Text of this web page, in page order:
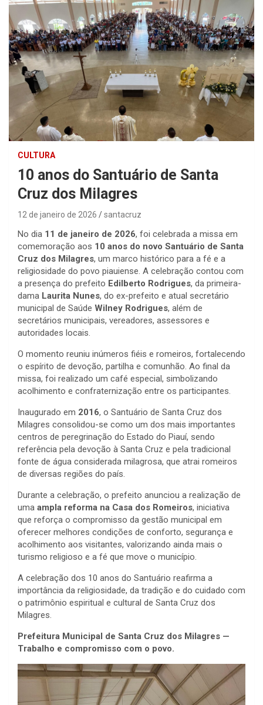
CULTURA
10 anos do Santuário de Santa
Cruz dos Milagres
12 de janeiro de 2026 santacruz
No dia 11 de janeiro de 2026, foi celebrada a missa em
comemoração aos 10 anos do novo Santuário de Santa
Cruz dos Milagres, um marco histórico para a fé e a
religiosidade do povo piauiense. A celebração contou com
a presença do prefeito Edilberto Rodrigues, da primeira-
dama Laurita Nunes, do ex-prefeito e atual secretário
municipal de Saúde Wilney Rodrigues, além de
secretários municipais, vereadores, assessores e
autoridades locais.
O momento reuniu inúmeros fiéis e romeiros, fortalecendo
o espírito de devoção, partilha e comunhão. Ao final da
missa, foi realizado um café especial, simbolizando
acolhimento e confraternização entre os participantes.
Inaugurado em 2016, o Santuário de Santa Cruz dos
Milagres consolidou-se como um dos mais importantes
centros de peregrinação do Estado do Piauí, sendo
referência pela devoção à Santa Cruz e pela tradicional
fonte de água considerada milagrosa, que atrai romeiros
de diversas regiões do país.
Durante a celebração, o prefeito anunciou a realização de
uma ampla reforma na Casa dos Romeiros, iniciativa
que reforça o compromisso da gestão municipal em
oferecer melhores condições de conforto, segurança e
acolhimento aos visitantes, valorizando ainda mais o
turismo religioso e a fé que move o município.
A celebração dos 10 anos do Santuário reafirma a
importância da religiosidade, da tradição e do cuidado com
o patrimônio espiritual e cultural de Santa Cruz dos
Milagres.
Prefeitura Municipal de Santa Cruz dos Milagres —
Trabalho e compromisso com o povo.